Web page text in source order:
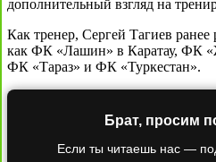
дополнительный взгляд на
Как тренер, Сергей Тагиев ранее
как ФК «Лашин» в Каратау, ФК
ФК «Тараз» и ФК «Туркестан».
Брат, просим
Если ты читаешь нас —